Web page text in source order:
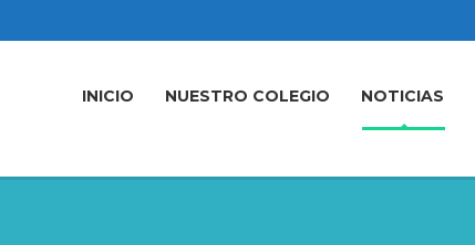
INICIO NUESTRO COLEGIO NOTICIAS